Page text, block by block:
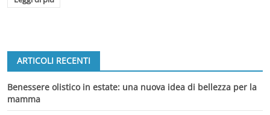
ARTICOLI RECENTI
Benessere olistico in estate: una nuova idea di bellezza per la
mamma